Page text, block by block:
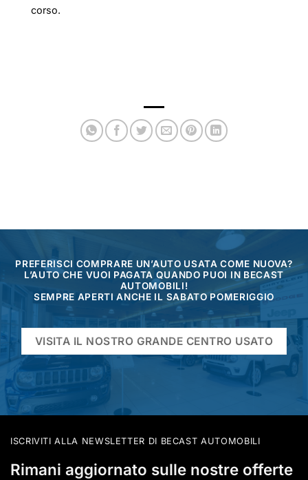
corso.
PREFERISCI COMPRARE UN’AUTO USATA COME NUOVA?
L’AUTO CHE VUOI PAGATA QUANDO PUOI IN BECAST
AUTOMOBILI!
SEMPRE APERTI ANCHE IL SABATO POMERIGGIO
VISITA IL NOSTRO GRANDE CENTRO USATO
ISCRIVITI ALLA NEWSLETTER DI BECAST AUTOMOBILI
Rimani aggiornato sulle nostre offerte